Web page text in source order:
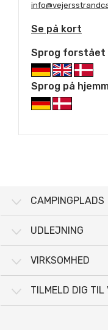
Se på kort
Sprog forstået
Sprog på
CAMPINGPLADS
UDLEJNING
VIRKSOMHED
TILMELD DIG TIL